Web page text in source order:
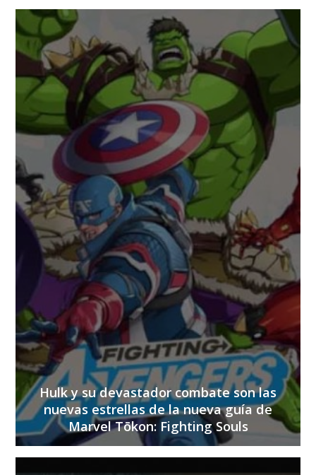
Hulk y su devastador combate son las
nuevas estrellas de la nueva guía de
Marvel Tōkon: Fighting Souls